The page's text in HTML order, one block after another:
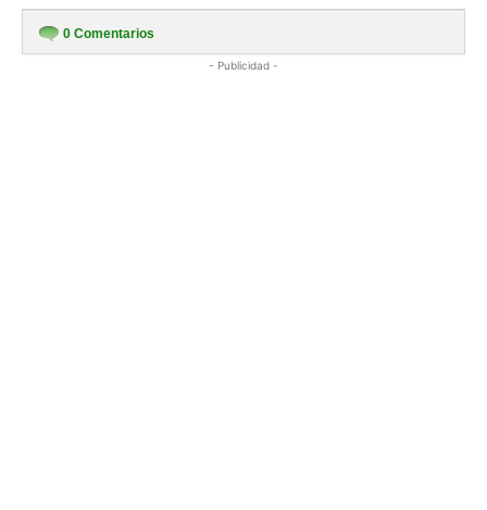
0 Comentarios
- Publicidad -